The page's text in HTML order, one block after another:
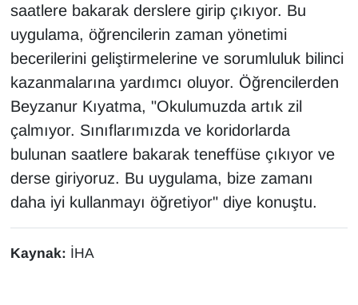
saatlere bakarak derslere girip çıkıyor. Bu
uygulama, öğrencilerin zaman yönetimi
becerilerini geliştirmelerine ve sorumluluk bilinci
kazanmalarına yardımcı oluyor. Öğrencilerden
Beyzanur Kıyatma, "Okulumuzda artık zil
çalmıyor. Sınıflarımızda ve koridorlarda
bulunan saatlere bakarak teneffüse çıkıyor ve
derse giriyoruz. Bu uygulama, bize zamanı
daha iyi kullanmayı öğretiyor" diye konuştu.
Kaynak: İHA